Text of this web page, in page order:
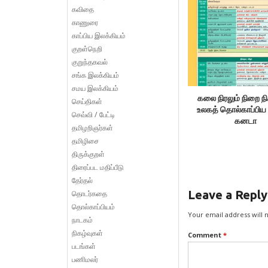
கலை நிரலும் நிறை
உலகத் தொல்காப்பிய
கனடா
Leave a Reply
Your email address will
Comment *
கவிதை
காணுரை
காப்பிய இலக்கியம்
குறள்நெறி
குறுந்தகவல்
சங்க இலக்கியம்
சமய இலக்கியம்
செய்திகள்
செவ்வி / பேட்டி
தமிழறிஞர்கள்
தமிழிசை
திருக்குறள்
திரைப்பட மதிப்பீடு
தேர்தல்
தொடர்கதை
தொல்காப்பியம்
நாடகம்
நிகழ்வுகள்
படங்கள்
பணிமலர்